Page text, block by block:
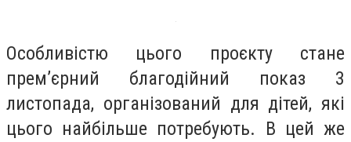
Особливістю цього проєкту стане
прем’єрний благодійний показ 3
листопада, організований для дітей, які
цього найбільше потребують. В цей же